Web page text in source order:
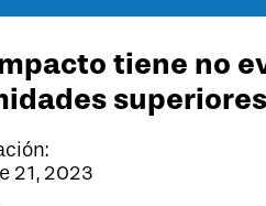
tiene no
21, 2023